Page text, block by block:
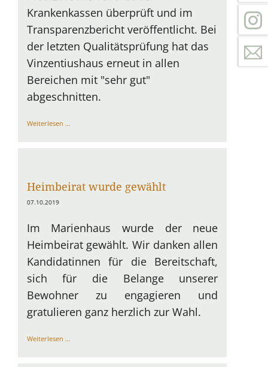
Krankenkassen überprüft und im
Transparenzbericht veröffentlicht. Bei
der letzten Qualitätsprüfung hat das
Vinzentiushaus erneut in allen
Bereichen mit "sehr gut"
abgeschnitten.
Weiterlesen …
Heimbeirat wurde gewählt
07.10.2019
Im Marienhaus wurde der neue
Heimbeirat gewählt. Wir danken allen
Kandidatinnen für die Bereitschaft,
sich für die Belange unserer
Bewohner zu engagieren und
gratulieren ganz herzlich zur Wahl.
Weiterlesen …